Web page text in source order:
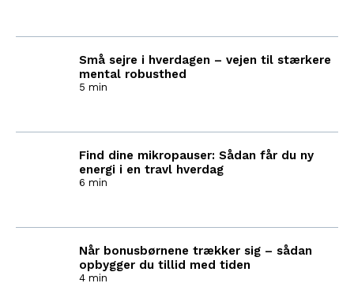
Små sejre i hverdagen – vejen til stærkere
mental robusthed
5 min
Find dine mikropauser: Sådan får du ny
energi i en travl hverdag
6 min
Når bonusbørnene trækker sig – sådan
opbygger du tillid med tiden
4 min